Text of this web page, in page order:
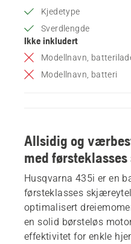
Kjedetype
Sverdlengde
Ikke inkludert
Modellnavn,
Modellnavn, batteri
Allsidig og
med
Husqvarna 435i er en
førsteklasses
optimalisert
en solid børsteløs
effektivitet for enkle